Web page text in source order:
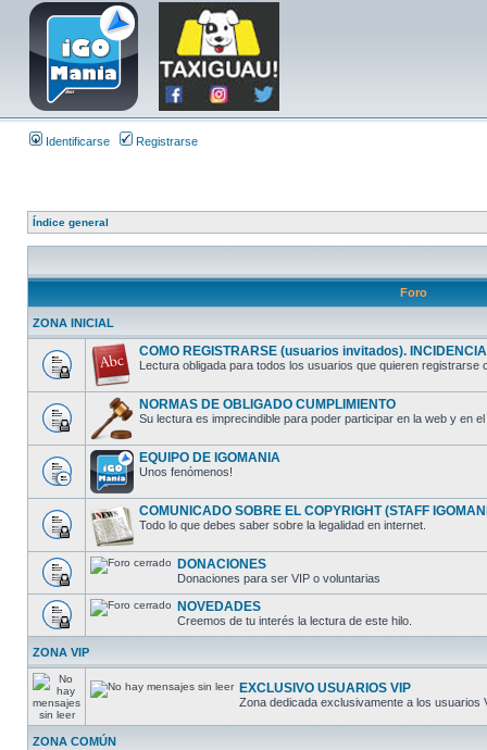
Identificarse Registrarse
Índice general
Foro
ZONA INICIAL
COMO REGISTRARSE (usuarios invitados).
Lectura obligada para todos los usuarios que quieren registrarse
NORMAS DE OBLIGADO CUMPLIMIENTO
Su lectura es imprecindible para poder participar en la web y en
EQUIPO DE IGOMANIA
Unos fenómenos!
COMUNICADO SOBRE EL COPYRIGHT (STAFF
Todo lo que debes saber sobre la legalidad en internet.
DONACIONES
Donaciones para ser VIP o voluntarias
NOVEDADES
Creemos de tu interés la lectura de este hilo.
ZONA VIP
EXCLUSIVO USUARIOS VIP
Zona dedicada exclusivamente a los usuarios
ZONA COMÚN